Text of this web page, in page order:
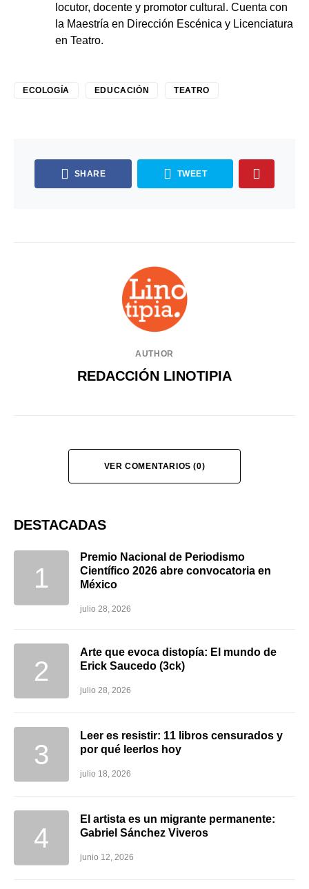
locutor, docente y promotor cultural. Cuenta con
la Maestría en Dirección Escénica y Licenciatura
en Teatro.
ECOLOGÍA EDUCACIÓN TEATRO
SHARE TWEET
AUTHOR
REDACCIÓN LINOTIPIA
VER COMENTARIOS (0)
DESTACADAS
Premio Nacional de Periodismo
Científico 2026 abre convocatoria en
México
julio 28, 2026
Arte que evoca distopía: El mundo de
Erick Saucedo (3ck)
julio 28, 2026
Leer es resistir: 11 libros censurados y
por qué leerlos hoy
julio 18, 2026
El artista es un migrante permanente:
Gabriel Sánchez Viveros
junio 12, 2026